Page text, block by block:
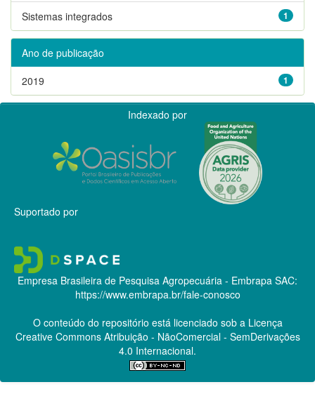
1
Sistemas integrados
Ano de publicação
1
2019
Indexado por
Suportado por
Empresa Brasileira de Pesquisa Agropecuária - Embrapa SAC:
https://www.embrapa.br/fale-conosco
O conteúdo do repositório está licenciado sob a Licença
Creative CommonsAtribuição - NãoComercial - SemDerivações
4.0 Internacional.